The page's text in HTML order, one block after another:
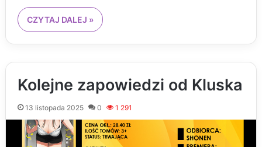
CZYTAJ DALEJ »
Kolejne zapowiedzi od Kluska
13 listopada 2025 0 1 291